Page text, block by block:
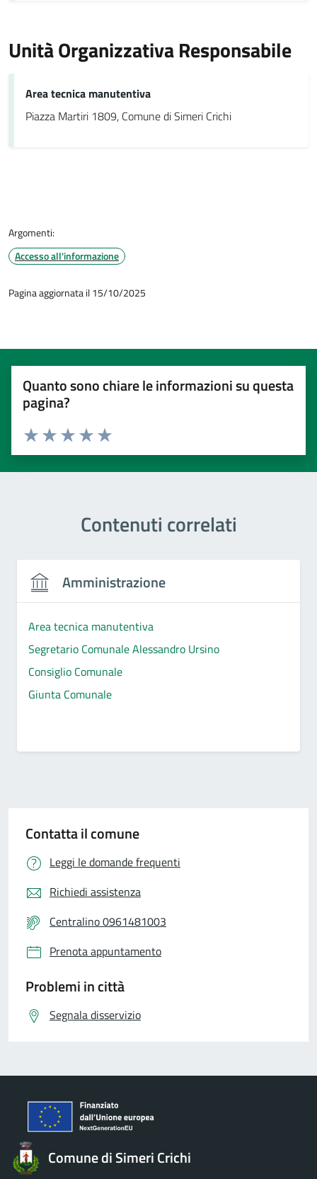
Unità Organizzativa Responsabile
Area tecnica manutentiva
Piazza Martiri 1809, Comune di Simeri Crichi
Argomenti:
Accesso all'informazione
Pagina aggiornata il 15/10/2025
Quanto sono chiare le informazioni su questa
pagina?
Valuta 5 stelle su 5
Valuta 4 stelle su 5
Valuta 3 stelle su 5
Valuta 2 stelle su 5
Valuta 1 stelle su 5
Contenuti correlati
Amministrazione
Area tecnica manutentiva
Segretario Comunale Alessandro Ursino
Consiglio Comunale
Giunta Comunale
Contatta il comune
Leggi le domande frequenti
Richiedi assistenza
Centralino 0961481003
Prenota appuntamento
Problemi in città
Segnala disservizio
Comune di Simeri Crichi